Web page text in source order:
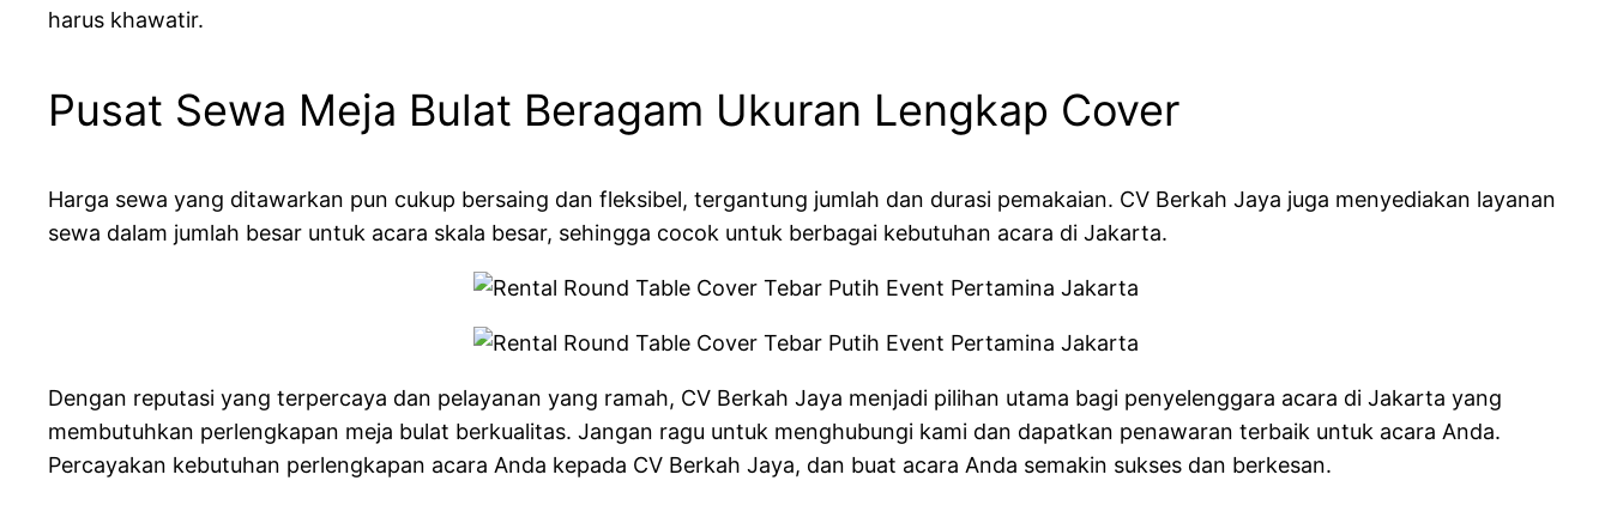
harus khawatir.
Pusat Sewa Meja Bulat Beragam Ukuran Lengkap Cover
Harga sewa yang ditawarkan pun cukup bersaing dan fleksibel, tergantung jumlah dan durasi pemakaian. CV Berkah Jaya juga menyediakan layanan
sewa dalam jumlah besar untuk acara skala besar, sehingga cocok untuk berbagai kebutuhan acara di Jakarta.
Dengan reputasi yang terpercaya dan pelayanan yang ramah, CV Berkah Jaya menjadi pilihan utama bagi penyelenggara acara di Jakarta yang
membutuhkan perlengkapan meja bulat berkualitas. Jangan ragu untuk menghubungi kami dan dapatkan penawaran terbaik untuk acara Anda.
Percayakan kebutuhan perlengkapan acara Anda kepada CV Berkah Jaya, dan buat acara Anda semakin sukses dan berkesan.